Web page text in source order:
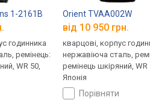
1-2161B
годинника
ремінець:
WR 50,
Orient TVAA002W
від 10 950 грн.
кварцові, корпус
нержавіюча сталь,
ремінець шкіряний, WR
Японія
порівняти